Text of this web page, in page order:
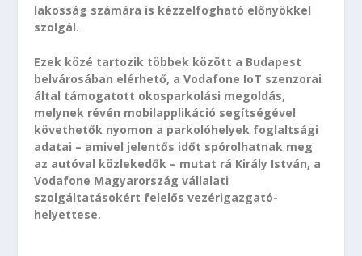
lakosság számára is kézzelfogható előnyökkel
szolgál.
Ezek közé tartozik többek között a Budapest
belvárosában elérhető, a Vodafone IoT szenzorai
által támogatott okosparkolási megoldás,
melynek révén mobilapplikáció segítségével
követhetők nyomon a parkolóhelyek foglaltsági
adatai – amivel jelentős időt spórolhatnak meg
az autóval közlekedők – mutat rá Király István, a
Vodafone Magyarország vállalati
szolgáltatásokért felelős vezérigazgató-
helyettese.